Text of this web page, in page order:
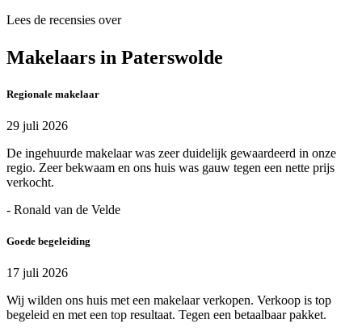
Lees de recensies over
Makelaars in Paterswolde
Regionale makelaar
29 juli 2026
De ingehuurde makelaar was zeer duidelijk gewaardeerd in onze
regio. Zeer bekwaam en ons huis was gauw tegen een nette prijs
verkocht.
- Ronald van de Velde
Goede begeleiding
17 juli 2026
Wij wilden ons huis met een makelaar verkopen. Verkoop is top
begeleid en met een top resultaat. Tegen een betaalbaar pakket.